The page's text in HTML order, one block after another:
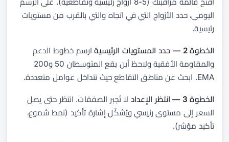
اليومي، حدد الأزواج التي في اتجاه والتي بالقرب من مستويات
رئيسية.
الخطوة 2 — حدد المستويات الرئيسية
ارسم خطوط الدعم
والمقاومة الأفقية ولاحظ أين يقع المتوسطان 50 و200
EMA. ابحث عن مناطق التقاطع حيث تتداخل عوامل متعددة.
الخطوة 3 — انتظر الإعداد
لا تُجبر الصفقات. انتظر حتى يصل
السعر إلى مستوى رئيسيويُشكّلإشارة تأكيد (نمط شموع،
تأكيد مؤشر).